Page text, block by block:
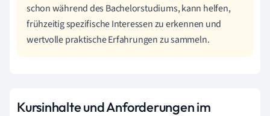
schon während des Bachelorstudiums, kann helfen,
frühzeitig spezifische Interessen zu erkennen und
wertvolle praktische Erfahrungen zu sammeln.
Kursinhalte und Anforderungen im